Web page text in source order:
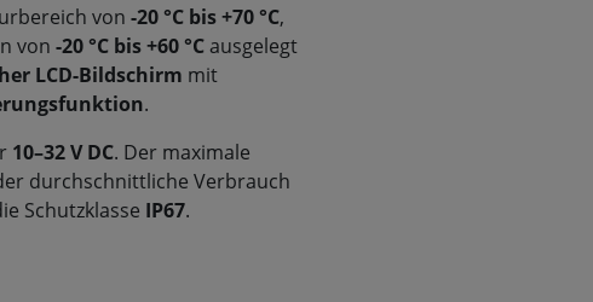
von -20 °C bis +70 °C,
von -20 °C bis +60 °Causgelegt
LCD-Bildschirm mit
.
10–32 V DC. Der maximale
durchschnittliche Verbrauch
Schutzklasse IP67.